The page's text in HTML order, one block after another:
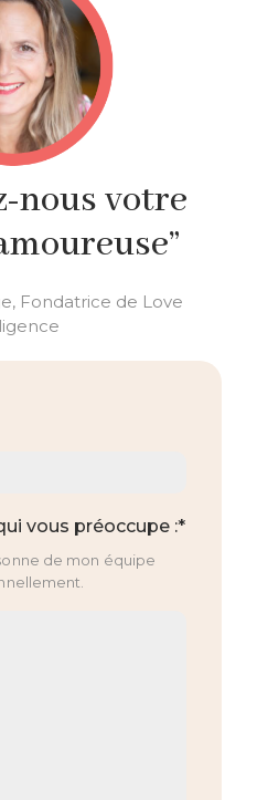
nous votre
Fondatrice de Love
vous préoccupe :*
de mon équipe